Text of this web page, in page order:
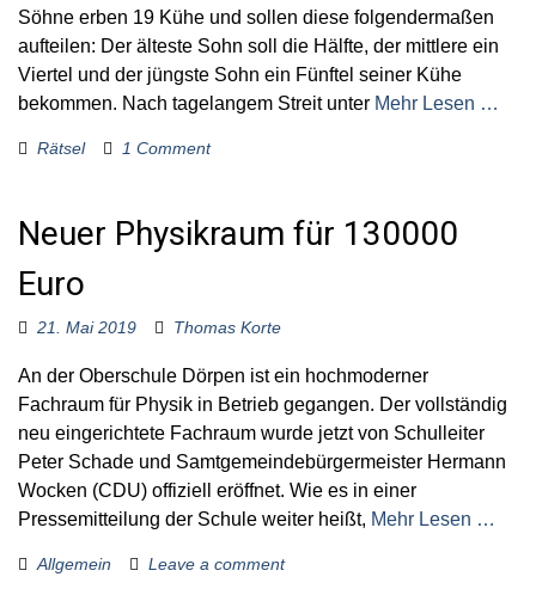
Söhne erben 19 Kühe und sollen diese folgendermaßen
aufteilen: Der älteste Sohn soll die Hälfte, der mittlere ein
Viertel und der jüngste Sohn ein Fünftel seiner Kühe
bekommen. Nach tagelangem Streit unter Mehr Lesen …
Rätsel 1 Comment
Neuer Physikraum für 130000
Euro
21. Mai 2019 Thomas Korte
An der Oberschule Dörpen ist ein hochmoderner
Fachraum für Physik in Betrieb gegangen. Der vollständig
neu eingerichtete Fachraum wurde jetzt von Schulleiter
Peter Schade und Samtgemeindebürgermeister Hermann
Wocken (CDU) offiziell eröffnet. Wie es in einer
Pressemitteilung der Schule weiter heißt, Mehr Lesen …
Allgemein Leave a comment